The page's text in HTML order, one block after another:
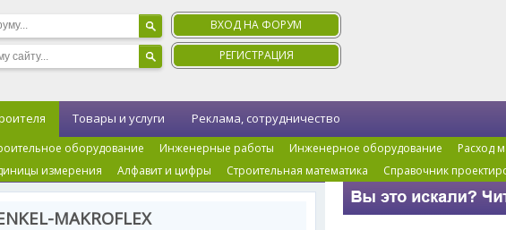
ВХОД НА ФОРУМ
РЕГИСТРАЦИЯ
оборудование Инженерные работы Инженерное оборудование
Расход
измерения Алфавит и цифры Строительная математика Справочник
Товары и услуги Реклама, сотрудничество
MAKROFLEX